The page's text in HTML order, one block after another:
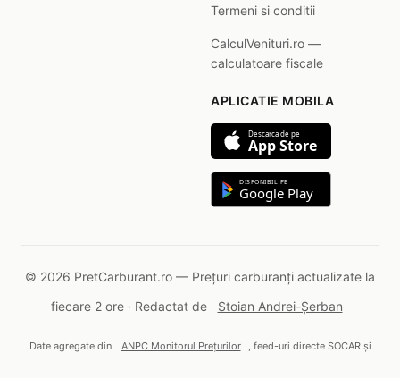
Termeni si conditii
CalculVenituri.ro —
calculatoare fiscale
APLICATIE MOBILA
Descarca de pe
App Store
DISPONIBIL PE
Google Play
© 2026 PretCarburant.ro — Prețuri carburanți actualizate la
fiecare 2 ore · Redactat de
Stoian Andrei-Șerban
Date agregate din ANPC Monitorul Prețurilor , feed-uri directe SOCAR și